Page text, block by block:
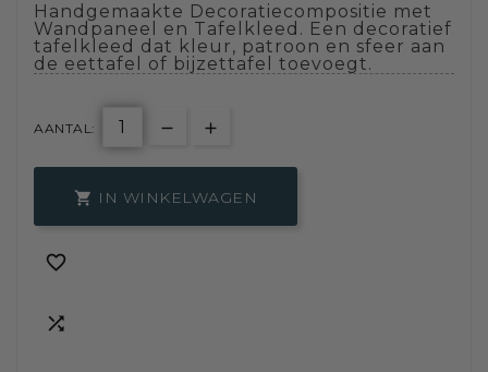
Handgemaakte Decoratiecompositie met
Wandpaneel en Tafelkleed. Een decoratief
tafelkleed dat kleur, patroon en sfeer aan
de eettafel of bijzettafel toevoegt.
AANTAL:
 IN WINKELWAGEN

